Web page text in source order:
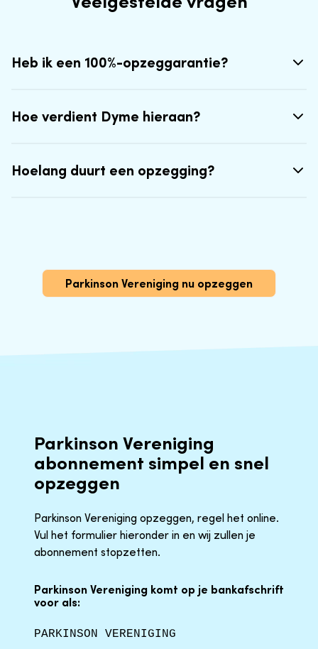
Heb ik een 100%-opzeggarantie?
Hoe verdient Dyme hieraan?
Hoelang duurt een opzegging?
Parkinson Vereniging nu opzeggen
Parkinson Vereniging
abonnement simpel en snel
opzeggen
Parkinson Vereniging opzeggen, regel het online.
Vul het formulier hieronder in en wij zullen je
abonnement stopzetten.
Parkinson Vereniging komt op je bankafschrift
voor als:
PARKINSON VERENIGING